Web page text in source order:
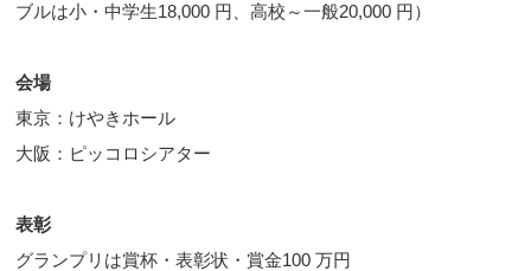
ブルは小・中学生18,000 円、高校～一般20,000 円）
会場
東京：けやきホール
大阪：ピッコロシアター
表彰
グランプリは賞杯・表彰状・賞金100 万円